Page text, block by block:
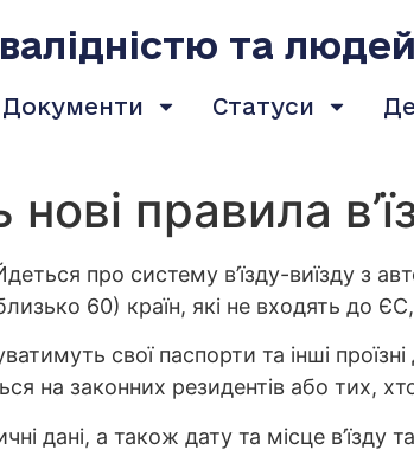
та
Документи Статуси
нові правила
про систему в’їзду-виїзду з
60) країн, які не входять до
свої паспорти та інші
на законних резидентів або тих,
дані, а також дату та місце в’їзду